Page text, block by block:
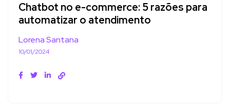
Chatbot no e-commerce: 5 razões para
automatizar o atendimento
Lorena Santana
10/01/2024